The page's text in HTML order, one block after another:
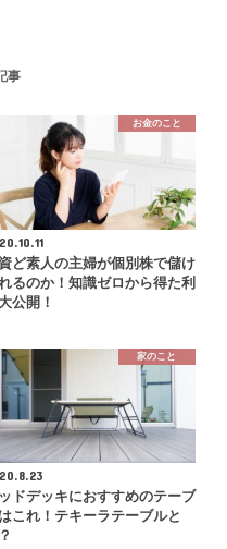
事
お金のこと
ど素人の主婦が個別株で儲け
るのか！知識ゼロから得た利
公開！
家のこと
ドデッキにおすすめのテーブ
これ！テキーラテーブルと